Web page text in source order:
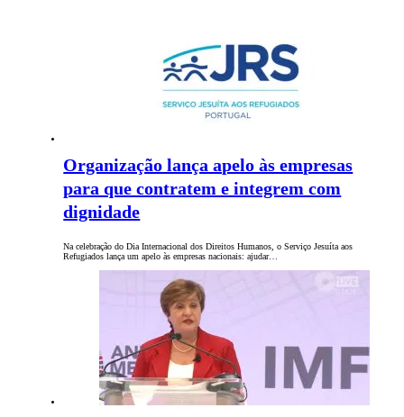
Organização lança apelo às empresas
para que contratem e integrem com
dignidade
Na celebração do Dia Internacional dos Direitos Humanos, o Serviço Jesuíta aos
Refugiados lança um apelo às empresas nacionais: ajudar…